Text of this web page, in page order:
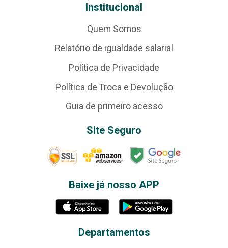
Institucional
Quem Somos
Relatório de igualdade salarial
Política de Privacidade
Política de Troca e Devolução
Guia de primeiro acesso
Site Seguro
Baixe já nosso APP
Departamentos